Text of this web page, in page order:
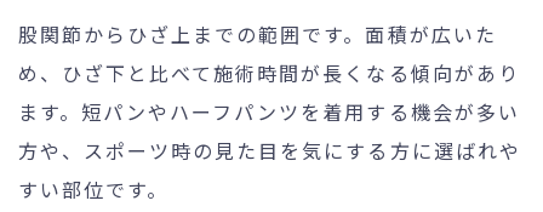
股関節からひざ上までの範囲です。面積が広いた
め、ひざ下と比べて施術時間が長くなる傾向があり
ます。短パンやハーフパンツを着用する機会が多い
方や、スポーツ時の見た目を気にする方に選ばれや
すい部位です。